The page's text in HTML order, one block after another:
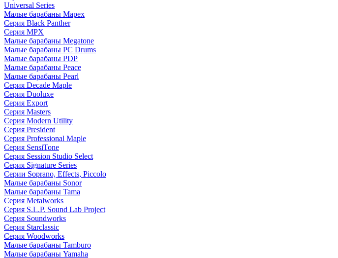
Universal Series
Малые барабаны Mapex
Серия Black Panther
Серия MPX
Малые барабаны Megatone
Малые барабаны PC Drums
Малые барабаны PDP
Малые барабаны Peace
Малые барабаны Pearl
Серия Decade Maple
Серия Duoluxe
Серия Export
Серия Masters
Серия Modern Utility
Серия President
Серия Professional Maple
Серия SensiTone
Серия Session Studio Select
Серия Signature Series
Серии Soprano, Effects, Piccolo
Малые барабаны Sonor
Малые барабаны Tama
Серия Metalworks
Серия S.L.P. Sound Lab Project
Серия Soundworks
Серия Starclassic
Серия Woodworks
Малые барабаны Tamburo
Малые барабаны Yamaha